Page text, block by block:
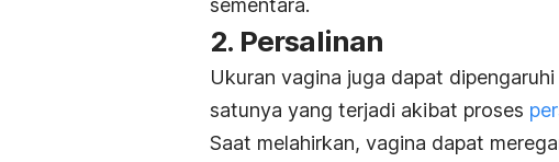
2. Persalinan
Ukuran vagina juga dapat
satunya yang terjadi akibat proses
Saat melahirkan, vagina dapat